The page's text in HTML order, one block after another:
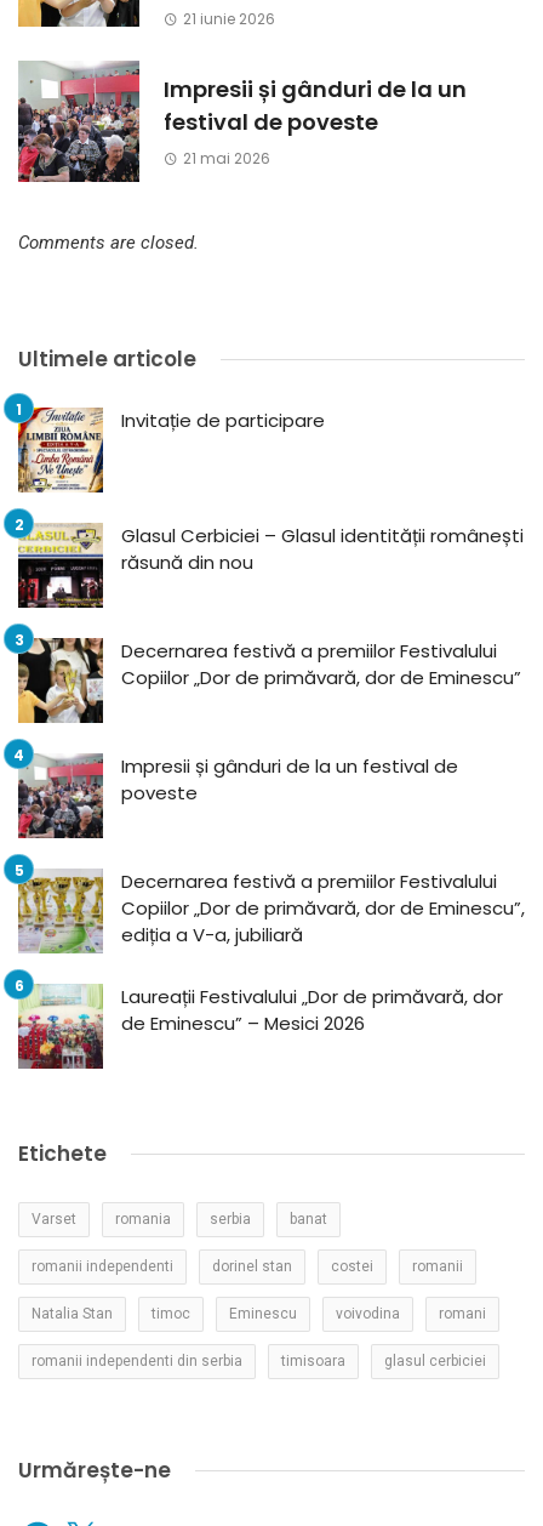
21 iunie 2026
Impresii și gânduri de la un
festival de poveste
21 mai 2026
Comments are closed.
Ultimele articole
Invitație de participare
Glasul Cerbiciei – Glasul identității românești
răsună din nou
Decernarea festivă a premiilor Festivalului
Copiilor „Dor de primăvară, dor de Eminescu”
Impresii și gânduri de la un festival de
poveste
Decernarea festivă a premiilor Festivalului
Copiilor „Dor de primăvară, dor de Eminescu”,
ediția a V-a, jubiliară
Laureații Festivalului „Dor de primăvară, dor
de Eminescu” – Mesici 2026
Etichete
Varset romania serbia banat
romanii independenti dorinel stan costei romanii
Natalia Stan timoc Eminescu voivodina romani
romanii independenti din serbia timisoara glasul cerbiciei
Urmărește-ne